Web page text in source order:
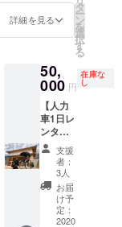
2020年
11月〜
日限
定）
専用の
机と椅
意致し
ます ＊
売上−場
所代の
60%を
体験日
当日に
お礼と
してお
渡し致
します
＊週間
理・片
付け込
出動交
通費込
＊茨
城・福
島・栃
木県内
（他都
府県は
要相
談） ＊
場所代
がかか
る権 忘
新年会
にもお
使い頂
す。ア
ツアツ
ピザで
盛り上
がる事
間違い
なし！
ご要望
にお応
えし再
販致し
ます。
(いち早
詳細を見る
タ
ー
ン
を
選
択
す
る
50,
000 円
在庫な
し
【人力
車1日レ
ンタル
コー
ス】絵
になる
水戸プ
ロジェ
クトの
人力車
支援
者：
3人
お届
け予
定：
2020